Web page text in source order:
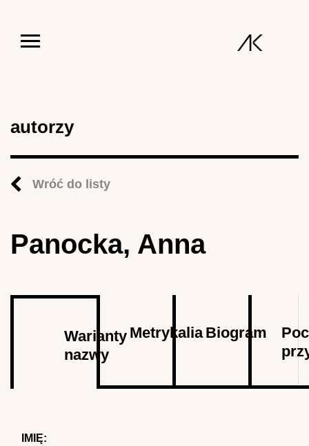
autorzy
Wróć do listy
Panocka, Anna
Warianty
nazwy
karta)
MetrykaliaBiogram
IMIĘ: